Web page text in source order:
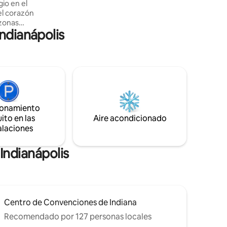
en el
corazón
Cerca
en
en las
Aire acondicionado
Centro de Convenciones de Indiana
Recomendado por 127 personas locales